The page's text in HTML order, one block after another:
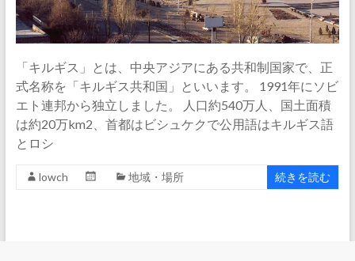
「キルギス」とは、中央アジアにある共和制国家で、正
式名称を「キルギス共和国」といいます。 1991年にソビ
エト連邦から独立しました。 人口約540万人、国土面積
は約20万km2、首都はビシュケクで公用語はキルギス語
とロシ
lowch 地域・場所 続きを読む